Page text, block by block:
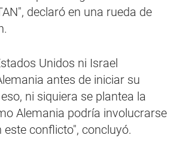
declaró en una rueda de
Unidos ni Israel
antes de iniciar su
ni siquiera se plantea la
Alemania podría involucrarse
conflicto", concluyó.